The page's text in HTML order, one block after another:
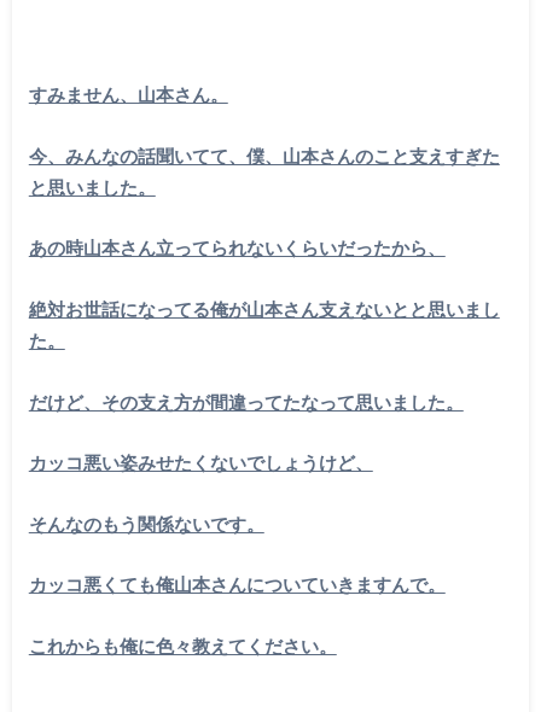
すみません、山本さん。
今、みんなの話聞いてて、僕、山本さんのこと支えすぎた
と思いました。
あの時山本さん立ってられないくらいだったから、
絶対お世話になってる俺が山本さん支えないとと思いまし
た。
だけど、その支え方が間違ってたなって思いました。
カッコ悪い姿みせたくないでしょうけど、
そんなのもう関係ないです。
カッコ悪くても俺山本さんについていきますんで。
これからも俺に色々教えてください。